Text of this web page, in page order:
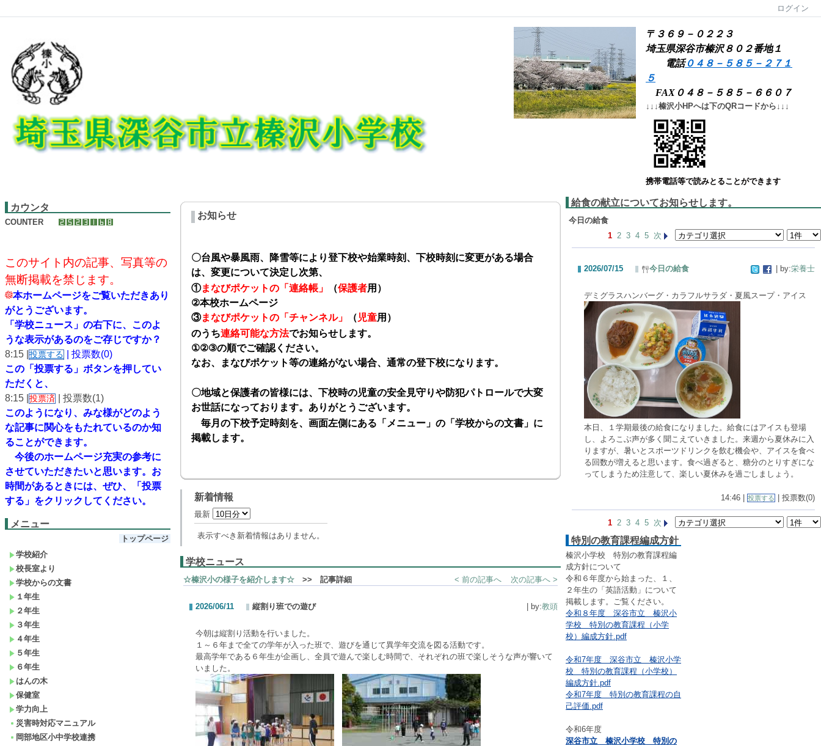
ログイン
〒３６９－０２２３
埼玉県深谷市榛沢８０２番地１
電話０４８－５８５－２７１
５
FAX０４８－５８５－６６０７
↓↓↓榛沢小HPへは下のQRコードから↓↓↓
携帯電話等で読みとることができます
カウンタ
COUNTER
このサイト内の記事、写真等の
無断掲載を禁じます。
本ホームページをご覧いただきあり
がとうございます。
「学校ニュース」の右下に、このよ
うな表示があるのをご存じですか？
8:15 | 投票する
| 投票数(0)
この「投票する」ボタンを押してい
ただくと、
8:15 | 投票済
| 投票数(1)
このようになり、 みな様がどのよう
な記事に関心をもたれているのか知
ることができます。
今後のホームページ充実の参考に
させていただきたいと思います。 お
時間があるときには、ぜひ、「投票
する」をクリックしてください。
メニュー
トップページ
学校紹介
校長室より
学校からの文書
１年生
２年生
３年生
４年生
５年生
６年生
はんの木
保健室
学力向上
災害時対応マニュアル
岡部地区小中学校連携
お知らせ
〇台風や暴風雨、 降雪等により登下校や始業時刻、下校時刻に変更がある場合
は、変更について決定し次第、
①まなびポケットの「連絡帳」 （保護者用）
②本校ホームページ
③まなびポケットの「チャンネル」 （ 児童用）
のうち連絡可能な方法でお知らせします。
①②③の順でご確認ください。
なお、まなびポケット等の連絡がない場合、通常の登下校になります。
〇地域と保護者の皆様には、下校時の児童の安全見守りや防犯パトロールで大変
お世話になっております。ありがとうございます。
毎月の下校予定時刻を、画面左側にある「メニュー」の「学校からの文書」に
掲載します。
新着情報
最新
表示すべき新着情報はありません。
学校ニュース
☆榛沢小の様子を紹介します☆ >> 記事詳細 < 前の記事へ 次の記事へ >
2026/06/11 縦割り班での遊び | by:教頭
今朝は縦割り活動を行いました。
１～６年まで全ての学年が入った班で、遊びを通じて異学年交流を図る活動です。
最高学年である６年生が企画し、全員で遊んで楽しむ時間で、それぞれの班で楽しそうな声が響いて
いました。
給食の献立についてお知らせします。
今日の給食
1 2 3 4 5 次
2026/07/15 今日の給食 | by:栄養士
デミグラスハンバーグ・カラフルサラダ・夏風スープ・アイス
本日、１学期最後の給食になりました。給食にはアイスも登場
し、よろこぶ声が多く聞こえていきました。来週から夏休みに入
りますが、暑いとスポーツドリンクを飲む機会や、アイスを食べ
る回数が増えると思います。食べ過ぎると、糖分のとりすぎにな
ってしまうため注意して、楽しい夏休みを過ごしましょう。
14:46 | 投票する | 投票数(0)
1 2 3 4 5 次
特別の教育課程編成方針
榛沢小学校 特別の教育課程編
成方針について
令和６年度から始まった、１、
２年生の「英語活動」について
掲載します。ご覧ください。
令和８年度 深谷市立 榛沢小
学校 特別の教育課程（小学
校）編成方針.pdf
令和7年度 深谷市立 榛沢小学
校 特別の教育課程（小学校）
編成方針.pdf
令和7年度 特別の教育課程の自
己評価.pdf
令和6年度
深谷市立 榛沢小学校 特別の